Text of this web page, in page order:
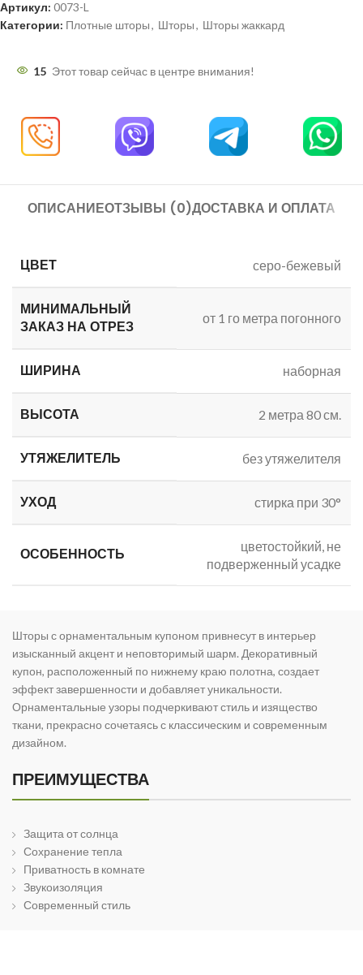
Артикул: 0073-L
Категории: Плотные шторы, Шторы, Шторы жаккард
15 Этот товар сейчас в центре внимания!
ОПИСАНИЕОТЗЫВЫ (0)ДОСТАВКА И ОПЛАТА
ЦВЕТ серо-бежевый
МИНИМАЛЬНЫЙ
ЗАКАЗ НА ОТРЕЗ от 1 го метра погонного
ШИРИНА наборная
ВЫСОТА 2 метра 80 см.
УТЯЖЕЛИТЕЛЬ без утяжелителя
УХОД стирка при 30°
ОСОБЕННОСТЬ
цветостойкий, не
подверженный усадке
Шторы с орнаментальным купоном привнесут в интерьер
изысканный акцент и неповторимый шарм. Декоративный
купон, расположенный по нижнему краю полотна, создает
эффект завершенности и добавляет уникальности.
Орнаментальные узоры подчеркивают стиль и изящество
ткани, прекрасно сочетаясь с классическим и современным
дизайном.
ПРЕИМУЩЕСТВА
Защита от солнца
Сохранение тепла
Приватность в комнате
Звукоизоляция
Современный стиль